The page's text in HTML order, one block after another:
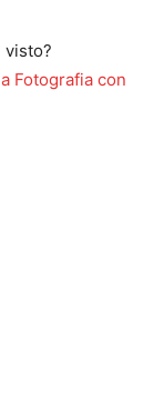
visto?
Fotografia con